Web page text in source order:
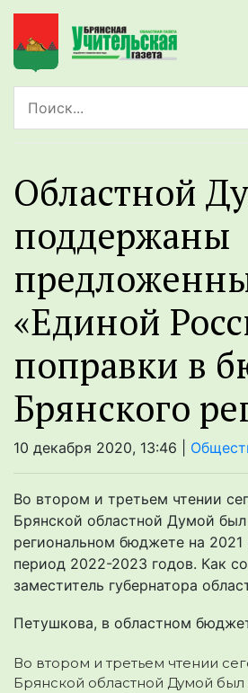
Областной
поддержаны
«Единой
поправки в
Брянского
10 декабря 2020, 13:46 |
Во втором и третьем чтении
Брянской областной Думой был
региональном бюджете на 2021
период 2022-2023 годов. Как
заместитель губернатора
Петушкова, в областном
Во втором и третьем чтении
Брянской областной Думой был